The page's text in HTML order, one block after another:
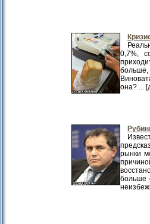
0,7%,
она? ... [
рынки
больше